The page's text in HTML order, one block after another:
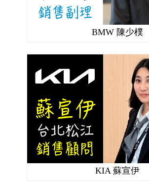
BMW 陳少樸
KIA 蘇宣伊